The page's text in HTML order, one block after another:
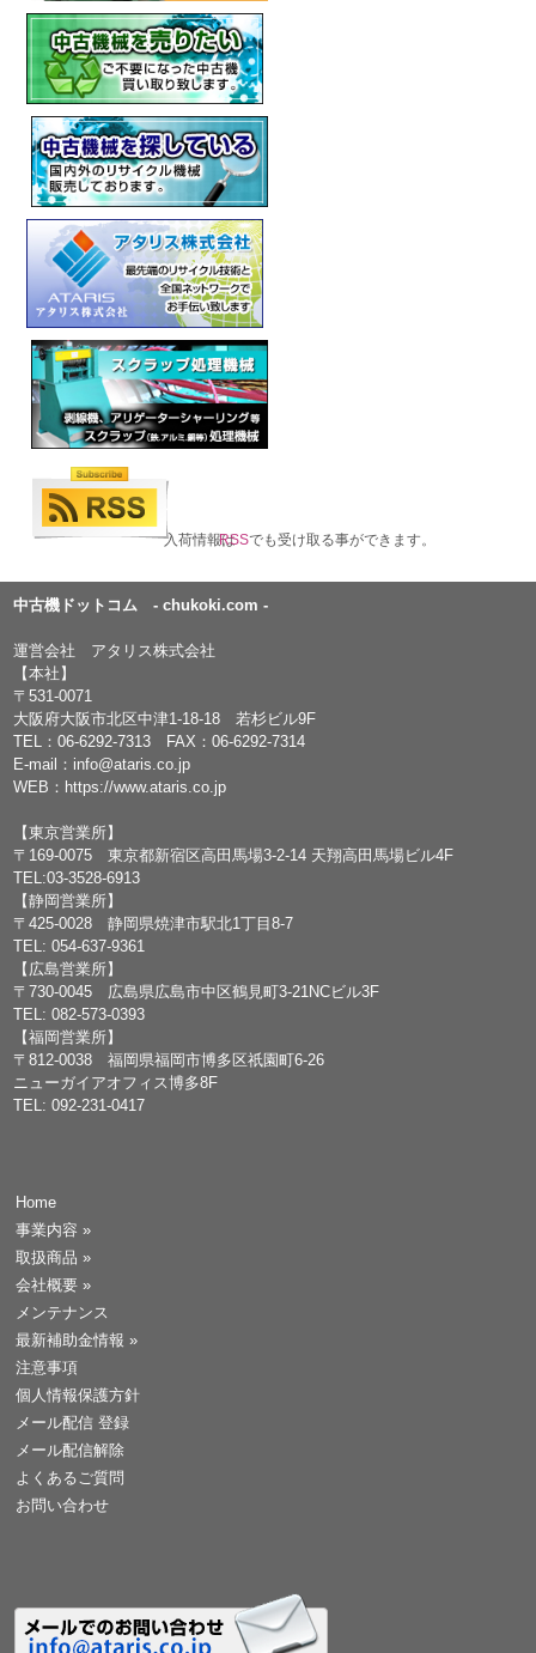
入荷情報はRSSでも受け取る事ができます。
中古機ドットコム - chukoki.com -
運営会社 アタリス株式会社
【本社】
〒531-0071
大阪府大阪市北区中津1-18-18 若杉ビル9F
TEL：06-6292-7313 FAX：06-6292-7314
E-mail： info@ataris.co.jp
WEB： https://www.ataris.co.jp
【東京営業所】
〒169-0075 東京都新宿区高田馬場3-2-14 天翔高田馬場ビル4F
TEL:03-3528-6913
【静岡営業所】
〒425-0028 静岡県焼津市駅北1丁目8-7
TEL: 054-637-9361
【広島営業所】
〒730-0045 広島県広島市中区鶴見町3-21NCビル3F
TEL: 082-573-0393
【福岡営業所】
〒812-0038 福岡県福岡市博多区祇園町6-26
ニューガイアオフィス博多8F
TEL: 092-231-0417
Home
事業内容 »
取扱商品 »
会社概要 »
メンテナンス
最新補助金情報 »
注意事項
個人情報保護方針
メール配信 登録
メール配信解除
よくあるご質問
お問い合わせ